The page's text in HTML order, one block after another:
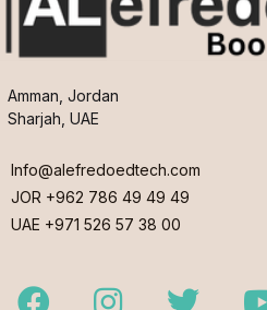
Amman, Jordan
Sharjah, UAE
Info@alefredoedtech.com
JOR +962 786 49 49 49
UAE +971 526 57 38 00
FacebookInstagramTwitter